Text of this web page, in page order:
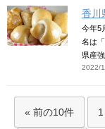
香川
今年5
名は
県産
2022/
« 前の10件 1